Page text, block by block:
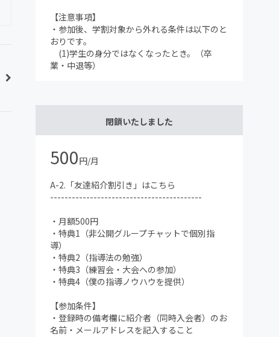
【注意事項】
・参加後、学割対象から外れる条件は以下のと
おりです。
(1)学生の身分ではなくなったとき。（卒
業・中退等）
閉鎖いたしました
500円/月
A-2.「友達紹介割引き」はこちら
------------------------------------------
・月額500円
・特典1（非公開グループチャットで個別指
導）
・特典2（指導法の勉強）
・特典3（練習会・大会への参加）
・特典4（僕の指導ノウハウを提供）
【参加条件】
・登録時の備考欄に紹介者（同時入会者）のお
名前・メールアドレスを記入すること